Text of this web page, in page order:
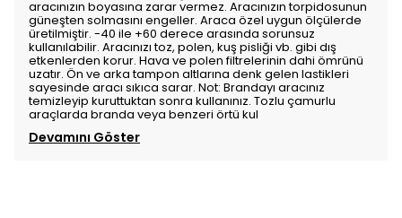
aracınızın boyasına zarar vermez. Aracınızın torpidosunun
güneşten solmasını engeller. Araca özel uygun ölçülerde
üretilmiştir. -40 ile +60 derece arasında sorunsuz
kullanılabilir. Aracınızı toz, polen, kuş pisliği vb. gibi dış
etkenlerden korur. Hava ve polen filtrelerinin dahi ömrünü
uzatır. Ön ve arka tampon altlarına denk gelen lastikleri
sayesinde aracı sıkıca sarar. Not: Brandayı aracınız
temizleyip kuruttuktan sonra kullanınız. Tozlu çamurlu
araçlarda branda veya benzeri örtü kul
Devamını Göster